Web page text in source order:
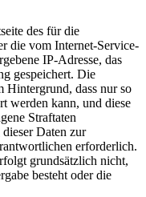
des für die
die vom Internet-Service-
IP-Adresse, das
gespeichert. Die
Hintergrund, dass nur so
werden kann, und diese
Straftaten
Daten zur
erforderlich.
grundsätzlich nicht,
besteht oder die